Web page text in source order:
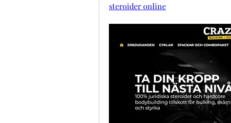
steroider online